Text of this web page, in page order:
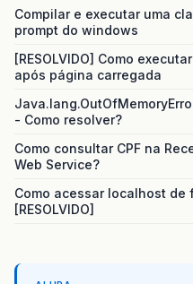
Compilar e executar uma
prompt do windows
[RESOLVIDO] Como
após página carregada
- Como resolver?
Como consultar CPF na
Web Service?
Como acessar localhost de
[RESOLVIDO]